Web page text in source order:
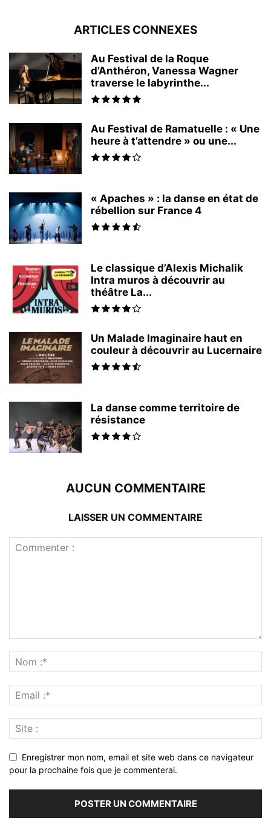
ARTICLES CONNEXES
Au Festival de la Roque
d’Anthéron, Vanessa Wagner
traverse le labyrinthe...
Au Festival de Ramatuelle : « Une
heure à t’attendre » ou une...
« Apaches » : la danse en état de
rébellion sur France 4
Le classique d’Alexis Michalik
Intra muros à découvrir au
théâtre La...
Un Malade Imaginaire haut en
couleur à découvrir au Lucernaire
La danse comme territoire de
résistance
AUCUN COMMENTAIRE
LAISSER UN COMMENTAIRE
Enregistrer mon nom, email et site web dans ce navigateur
pour la prochaine fois que je commenterai.